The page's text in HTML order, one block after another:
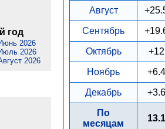
год
2026
2026
2026
Август
Сентябрь
Октябрь
Ноябрь
Декабрь
По
месяцам